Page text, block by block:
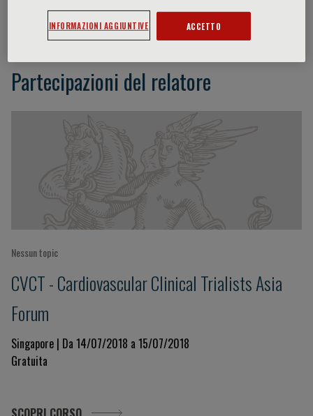
Iain Macdougall
Partecipazioni del relatore
Nessun topic
CVCT - Cardiovascular Clinical Trialists Asia
Forum
Singapore | Da 14/07/2018 a 15/07/2018
Gratuita
INFORMAZIONI AGGIUNTIVE ACCETTO